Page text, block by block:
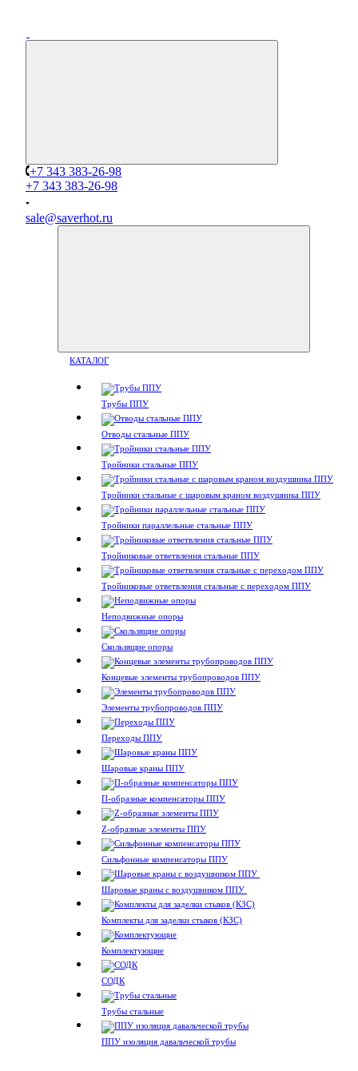
+7 343 383-26-98
+7 343 383-26-98
sale@saverhot.ru
КАТАЛОГ
Трубы ППУ
Отводы стальные ППУ
Тройники стальные ППУ
Тройники стальные с шаровым краном воздушника ППУ
Тройники параллельные стальные ППУ
Тройниковые ответвления стальные ППУ
Тройниковые ответвления стальные с переходом ППУ
Неподвижные опоры
Скользящие опоры
Концевые элементы трубопроводов ППУ
Элементы трубопроводов ППУ
Переходы ППУ
Шаровые краны ППУ
П-образные компенсаторы ППУ
Z-образные элементы ППУ
Сильфонные компенсаторы ППУ
Шаровые краны с воздушником ППУ
Комплекты для заделки стыков (КЗС)
Комплектующие
СОДК
Трубы стальные
ППУ изоляция давальческой трубы